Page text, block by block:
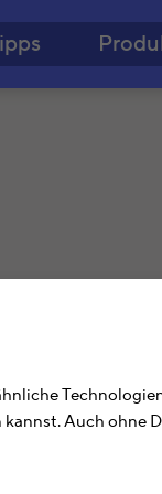
Auch ohne